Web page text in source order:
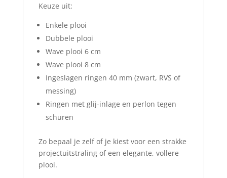
Keuze uit:
Enkele plooi
Dubbele plooi
Wave plooi 6 cm
Wave plooi 8 cm
Ingeslagen ringen 40 mm (zwart, RVS of
messing)
Ringen met glij-inlage en perlon tegen
schuren
Zo bepaal je zelf of je kiest voor een strakke
projectuitstraling of een elegante, vollere
plooi.